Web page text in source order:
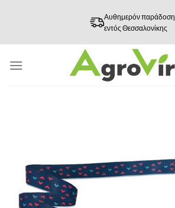
Αυθημερόν παράδοση
εντός Θεσσαλονίκης